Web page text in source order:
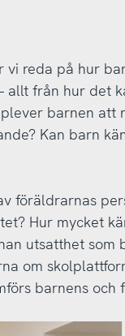
vi reda på hur
allt från hur det
barnen
Kan barn
föräldrarnas
Hur mycket
utsatthet
om
barnens och